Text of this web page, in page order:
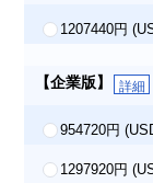
1207440円
【企業版】 詳細
954720円
1297920円